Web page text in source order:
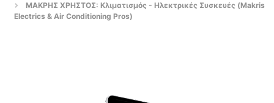
ΜΑΚΡΗΣ ΧΡΗΣΤΟΣ: Κλιματισμός - Ηλεκτρικές Συσκευές (Makris
Electrics & Air Conditioning Pros)